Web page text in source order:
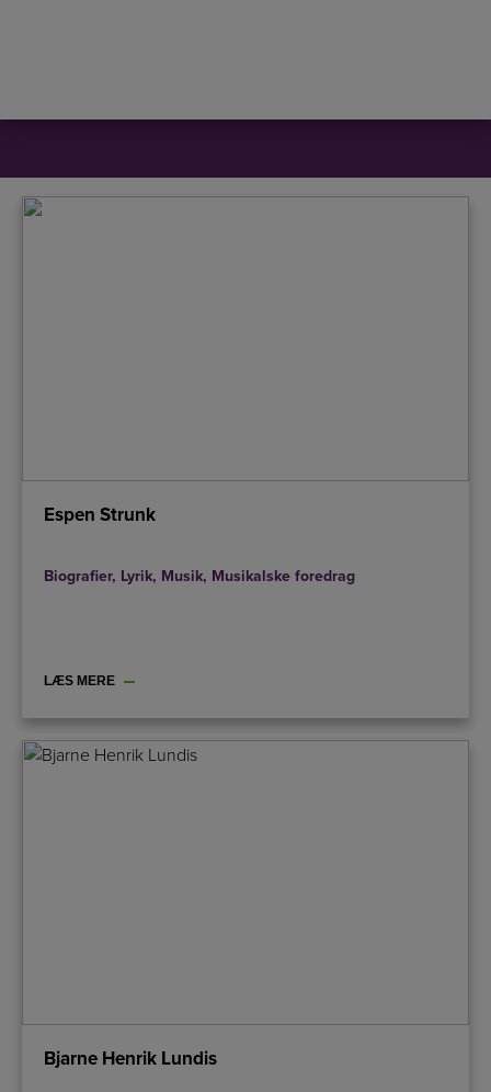
Espen Strunk
Biografier, Lyrik, Musik, Musikalske foredrag
LÆS MERE
Bjarne Henrik Lundis